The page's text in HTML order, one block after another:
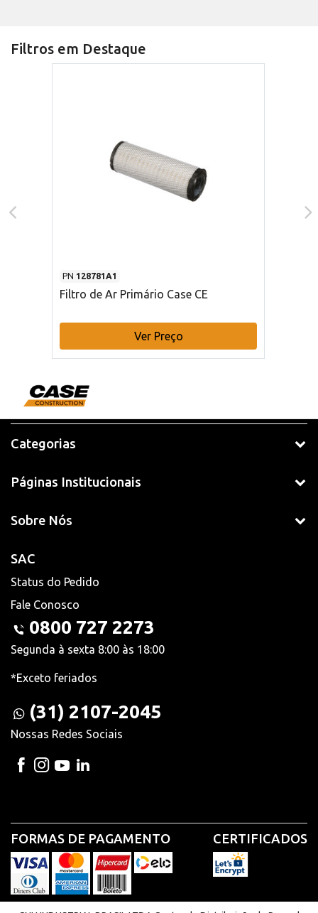
Filtros em Destaque
PN 128781A1
Filtro de Ar Primário Case CE
Ver Preço
Categorias
Páginas Institucionais
Sobre Nós
SAC
Status do Pedido
Fale Conosco
0800 727 2273
Segunda à sexta 8:00 às 18:00
*Exceto feriados
(31) 2107-2045
Nossas Redes Sociais
FORMAS DE PAGAMENTO CERTIFICADOS